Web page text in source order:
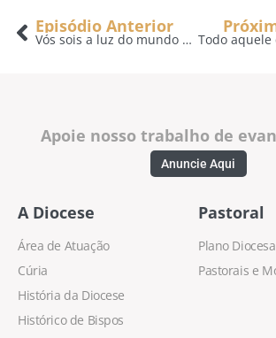
Episódio Anterior
Vós sois a luz do mundo – 10/06
Apoie nosso trabalho de
Anuncie Aqui
A Diocese
Área de Atuação
Cúria
História da Diocese
Histórico de Bispos
Pastoral
Plano
Pastorais e